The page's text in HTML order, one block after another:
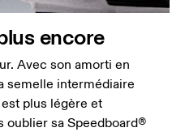
encore
Avec son amorti en
semelle intermédiaire
plus légère et
oublier sa Speedboard®